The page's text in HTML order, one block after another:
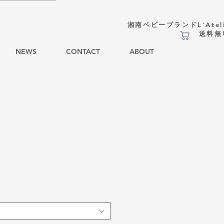
湘南ベビーブランド
送料
NEWS CONTACT ABOUT